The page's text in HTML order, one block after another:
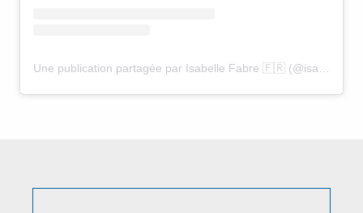
Une publication partagée par Isabelle Fabre 🇫🇷 (@isabelle.fabre)